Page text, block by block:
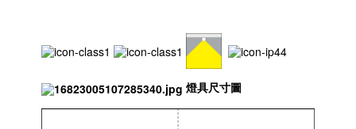
燈具尺寸圖